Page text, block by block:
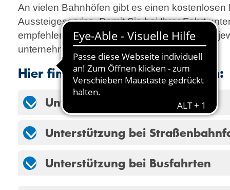
An vielen Bahnhöfen gibt es einen kostenlosen
Aussteigeservice. Damit Sie bei Ihrer Fahrt
empfehlen wir Ihnen, Ihre Fahrt vorab bei der
unternehmen anzumelden.
Hier finden Sie die Kontaktdaten:
Unterstützung bei Zugfahrten
Unterstützung bei
Unterstützung bei Busfahrten